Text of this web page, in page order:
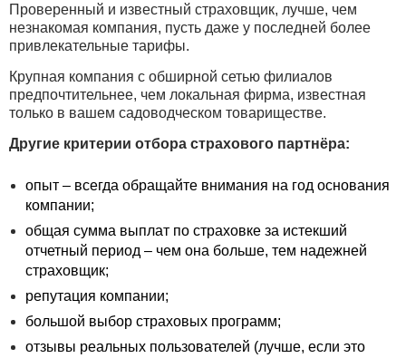
Проверенный и известный страховщик, лучше, чем
незнакомая компания, пусть даже у последней более
привлекательные тарифы.
Крупная компания с обширной сетью филиалов
предпочтительнее, чем локальная фирма, известная
только в вашем садоводческом товариществе.
Другие критерии отбора страхового партнёра:
опыт – всегда обращайте внимания на год основания
компании;
общая сумма выплат по страховке за истекший
отчетный период – чем она больше, тем надежней
страховщик;
репутация компании;
большой выбор страховых программ;
отзывы реальных пользователей (лучше, если это